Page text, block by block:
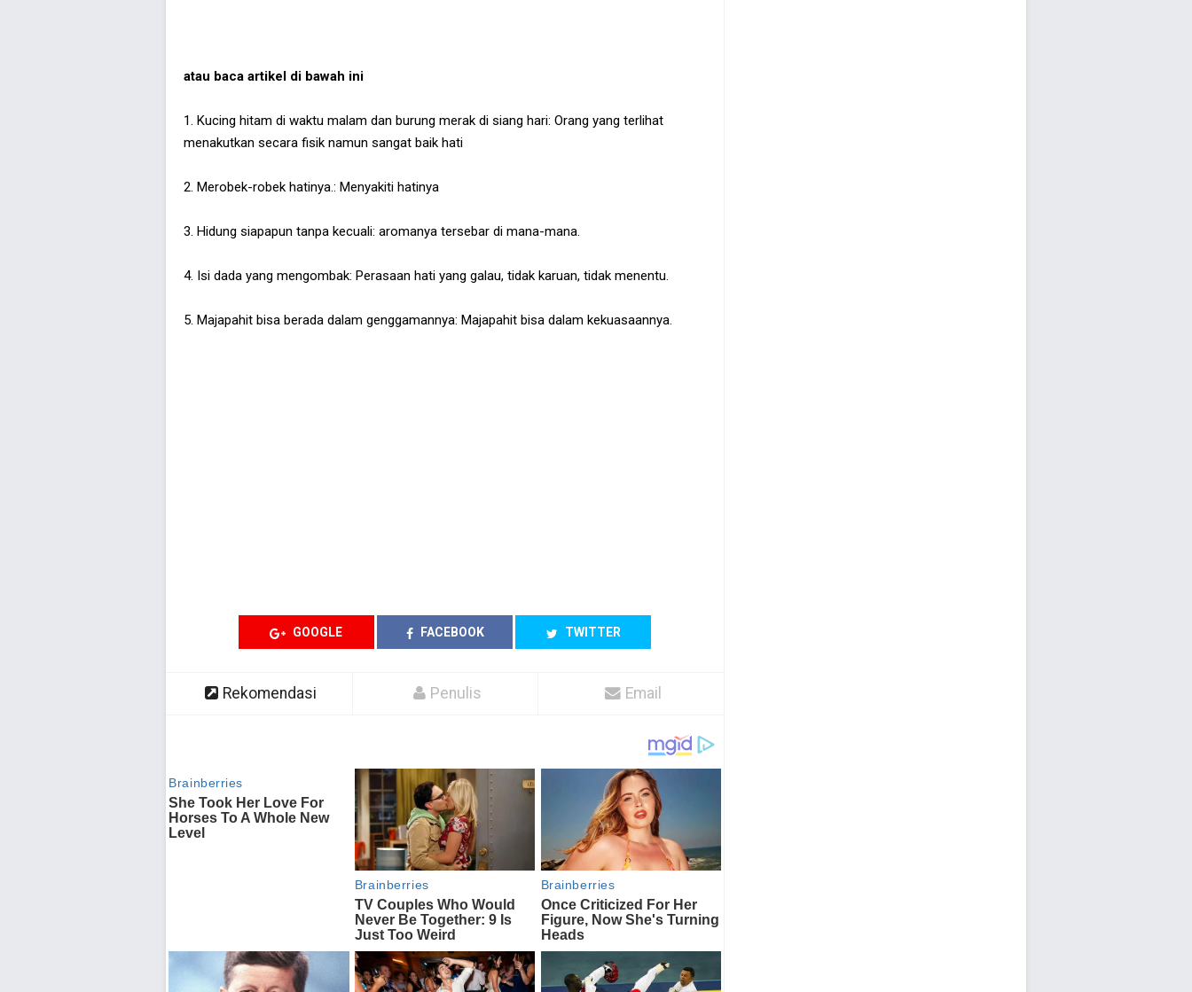
atau baca artikel di bawah ini
1. Kucing hitam di waktu malam dan burung merak di siang hari: Orang yang terlihat
menakutkan secara fisik namun sangat baik hati
2. Merobek-robek hatinya.: Menyakiti hatinya
3. Hidung siapapun tanpa kecuali: aromanya tersebar di mana-mana.
4. Isi dada yang mengombak: Perasaan hati yang galau, tidak karuan, tidak menentu.
5. Majapahit bisa berada dalam genggamannya: Majapahit bisa dalam kekuasaannya.
GOOGLE FACEBOOK TWITTER
Rekomendasi Penulis Email